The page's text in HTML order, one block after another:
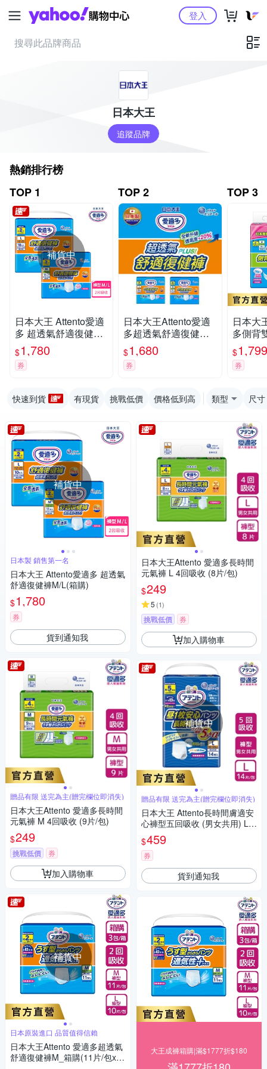
Yahoo購物中心登入
日本大王
追蹤品牌
熱銷排行榜
TOP 1
補貨中
日本大王 Attento愛適
多 超透氣舒適復健褲
M/L(箱購)
$1,780
券
TOP 2
日本大王Attento愛適
多超透氣舒適復健褲
M/L
$1,680
券
TOP 3
日本大
多側背
尿褲
(9片X8
$1,799
券
快速到貨 有現貨 挑戰低價 價格低到高 類型 尺寸
補貨中
日本製 銷售第一名
日本大王 Attento愛適多 超透氣
舒適復健褲M/L(箱購)
$1,780
券
貨到通知我
贈品有限 送完為主(贈完欄位即消失)
日本大王Attento 愛適多長時間
元氣褲 M 4回吸收 (9片/包)
$249
挑戰低價 券
加入購物車
補貨中
日本原裝進口 品質值得信賴
日本大王Attento 愛適多超透氣
舒適復健褲M_箱購(11片/包x6
日本大王Attento 愛適多長時間
元氣褲 L 4回吸收 (8片/包)
$249
5 (1)
挑戰低價 券
加入購物車
補貨中
贈品有限 送完為主(贈完欄位即消失)
日本大王 Attento長時間膚適安
心褲型五回吸收 (男女共用) L-L
L(14片/包)
$459
券
貨到通知我
大王成褲箱購|滿$1777折$180